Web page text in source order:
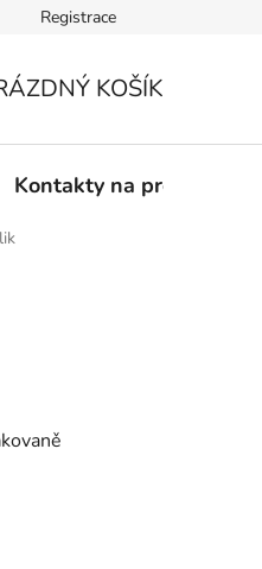
Odstoupení od
Registrace
KOŠÍK
Kontakty na prodejny